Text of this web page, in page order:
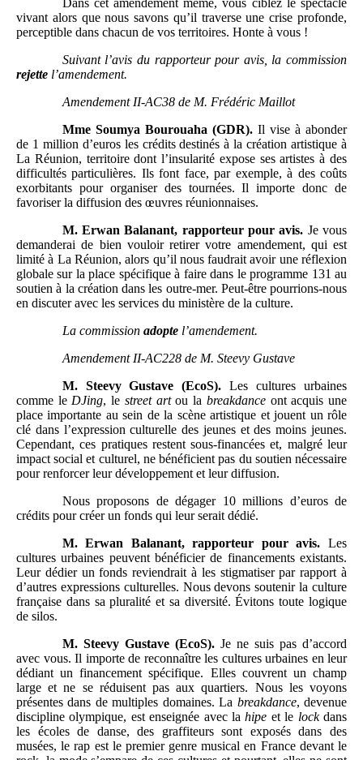
vivant alors que nous savons qu’il traverse une crise profonde,
perceptible dans chacun de vos territoires. Honte à vous !
Suivant l’avis du rapporteur pour avis, la commission
rejette l’amendement.
Amendement II-AC38 de M. Frédéric Maillot
Mme Soumya Bourouaha (GDR). Il vise à abonder
de 1 million d’euros les crédits destinés à la création artistique à
La Réunion, territoire dont l’insularité expose ses artistes à des
difficultés particulières. Ils font face, par exemple, à des coûts
exorbitants pour organiser des tournées. Il importe donc de
favoriser la diffusion des œuvres réunionnaises.
M. Erwan Balanant, rapporteur pour avis. Je vous
demanderai de bien vouloir retirer votre amendement, qui est
limité à La Réunion, alors qu’il nous faudrait avoir une réflexion
globale sur la place spécifique à faire dans le programme 131 au
soutien à la création dans les outre-mer. Peut-être pourrions-nous
en discuter avec les services du ministère de la culture.
La commission adopte l’amendement.
Amendement II-AC228 de M. Steevy Gustave
M.
Steevy Gustave (EcoS).
Les cultures urbaines
comme le DJing, le street artou la breakdanceont acquis une
place importante au sein de la scène artistique et jouent un rôle
clé dans l’expression culturelle des jeunes et des moins jeunes.
Cependant, ces pratiques restent sous-financées et, malgré leur
impact social et culturel, ne bénéficient pas du soutien nécessaire
pour renforcer leur développement et leur diffusion.
Nous proposons de dégager 10 millions d’euros de
crédits pour créer un fonds qui leur serait dédié.
M. Erwan Balanant, rapporteur pour avis. Les
cultures urbaines peuvent bénéficier de financements existants.
Leur dédier un fonds reviendrait à les stigmatiser par rapport à
d’autres expressions culturelles. Nous devons soutenir la culture
française dans sa pluralité et sa diversité. Évitons toute logique
de silos.
M. Steevy Gustave (EcoS). Je ne suis pas d’accord
avec vous. Il importe de reconnaître les cultures urbaines en leur
dédiant un financement spécifique. Elles couvrent un champ
large et ne se réduisent pas aux quartiers. Nous les voyons
présentes dans de multiples domaines. La breakdance, devenue
discipline olympique, est enseignée avec lahipe et le lockdans
les écoles de danse, des graffiteurs sont exposés dans des
musées, le rap est le premier genre musical en France devant le